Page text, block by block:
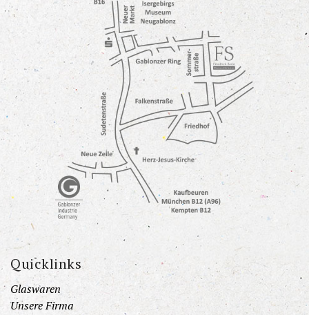
Quicklinks
Glaswaren
Unsere Firma